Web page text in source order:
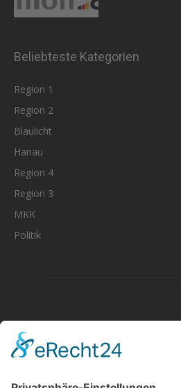
Beliebteste Kategorien
Region 1
Region 2
Blaulicht
Hanau
Region 4
Region 3
MKK
Politik